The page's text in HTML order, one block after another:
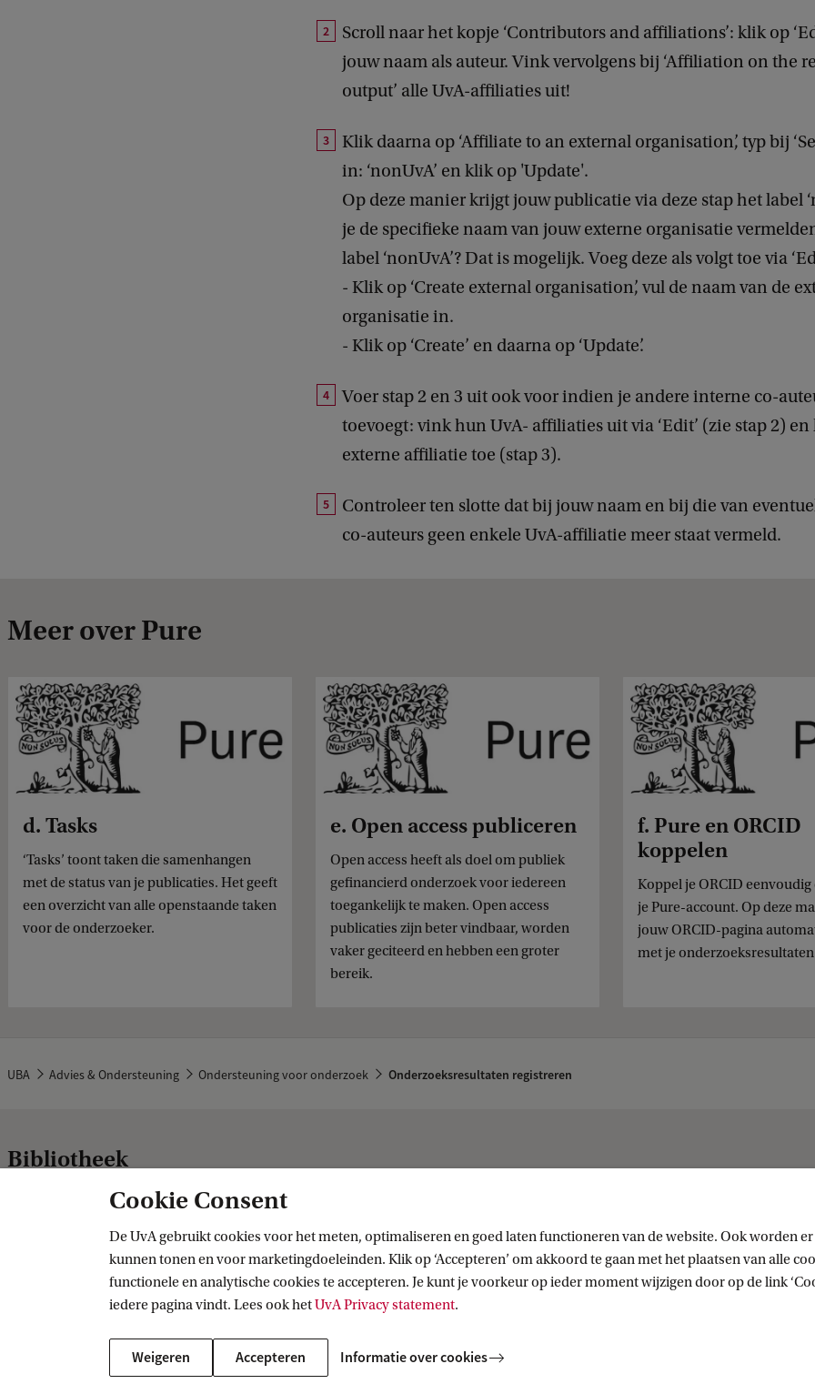
Scroll naar het kopje ‘Contributors and affiliations’: klik op
jouw naam als auteur. Vink vervolgens bij ‘Affiliation on the
output’ alle UvA-affiliaties uit!
Klik daarna op ‘Affiliate to an external organisation’, typ bij
in: ‘nonUvA’ en klik op 'Update'.
Op deze manier krijgt jouw publicatie via deze stap het label
je de specifieke naam van jouw externe organisatie
label ‘nonUvA’? Dat is mogelijk. Voeg deze als volgt toe via
- Klik op ‘Create external organisation’, vul de naam van de
organisatie in.
- Klik op ‘Create’ en daarna op ‘Update’.
Voer stap 2 en 3 uit ook voor indien je andere interne co-
toevoegt: vink hun UvA- affiliaties uit via ‘Edit’ (zie stap 2) en
externe affiliatie toe (stap 3).
Controleer ten slotte dat bij jouw naam en bij die van
co-auteurs geen enkele UvA-affiliatie meer staat vermeld.
Meer over Pure
d. Tasks
‘Tasks’ toont taken die samenhangen
met de status van je publicaties. Het geeft
een overzicht van alle openstaande taken
voor de onderzoeker.
e. Open access publiceren
Open access heeft als doel om publiek
gefinancierd onderzoek voor iedereen
toegankelijk te maken. Open access
publicaties zijn beter vindbaar, worden
vaker geciteerd en hebben een groter
bereik.
f. Pure en ORCID
koppelen
Koppel je ORCID eenvoudig
je Pure-account. Op deze
jouw ORCID-pagina
met je
UBA Advies & Ondersteuning Ondersteuning voor onderzoek Onderzoeksresultaten registreren
Bibliotheek
Volg ons op sociale media
Specials
Allard Pierson (UvA Collecties)
Over
Cookie Consent
De UvA gebruikt cookies voor het meten, optimaliseren en goed laten functioneren van de website. Ook worden
kunnen tonen en voor marketingdoeleinden. Klik op ‘Accepteren’ om akkoord te gaan met het plaatsen van alle
functionele en analytische cookies te accepteren. Je kunt je voorkeur op ieder moment wijzigen door op de link
iedere pagina vindt. Lees ook hetUvA Privacy statement.
Weigeren Accepteren Informatie over cookies